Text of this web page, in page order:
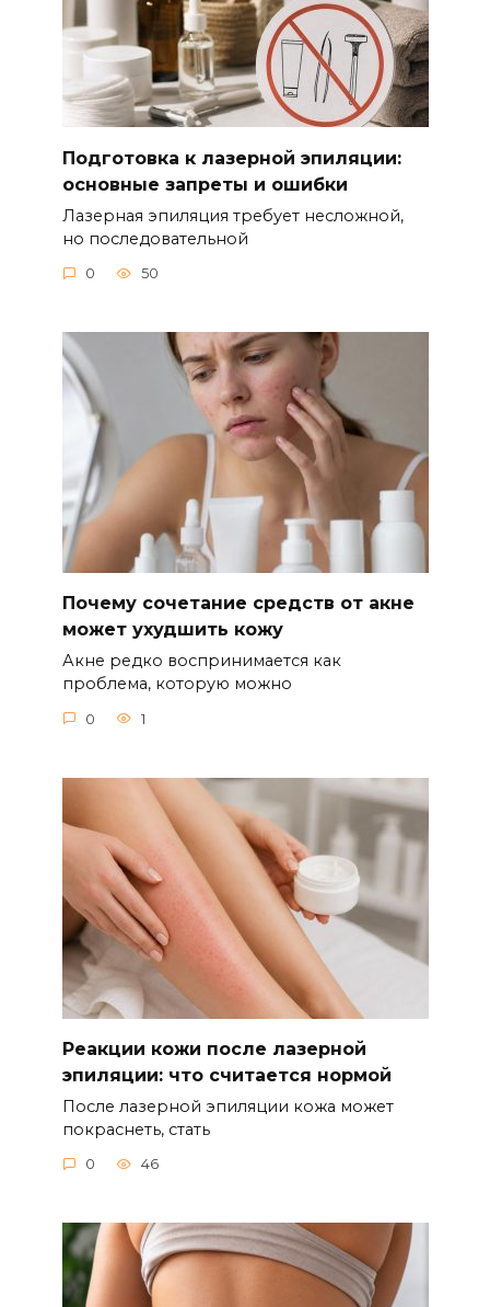
Подготовка к лазерной эпиляции:
основные запреты и ошибки
Лазерная эпиляция требует несложной,
но последовательной
0 50
Почему сочетание средств от акне
может ухудшить кожу
Акне редко воспринимается как
проблема, которую можно
0 1
Реакции кожи после лазерной
эпиляции: что считается нормой
После лазерной эпиляции кожа может
покраснеть, стать
0 46